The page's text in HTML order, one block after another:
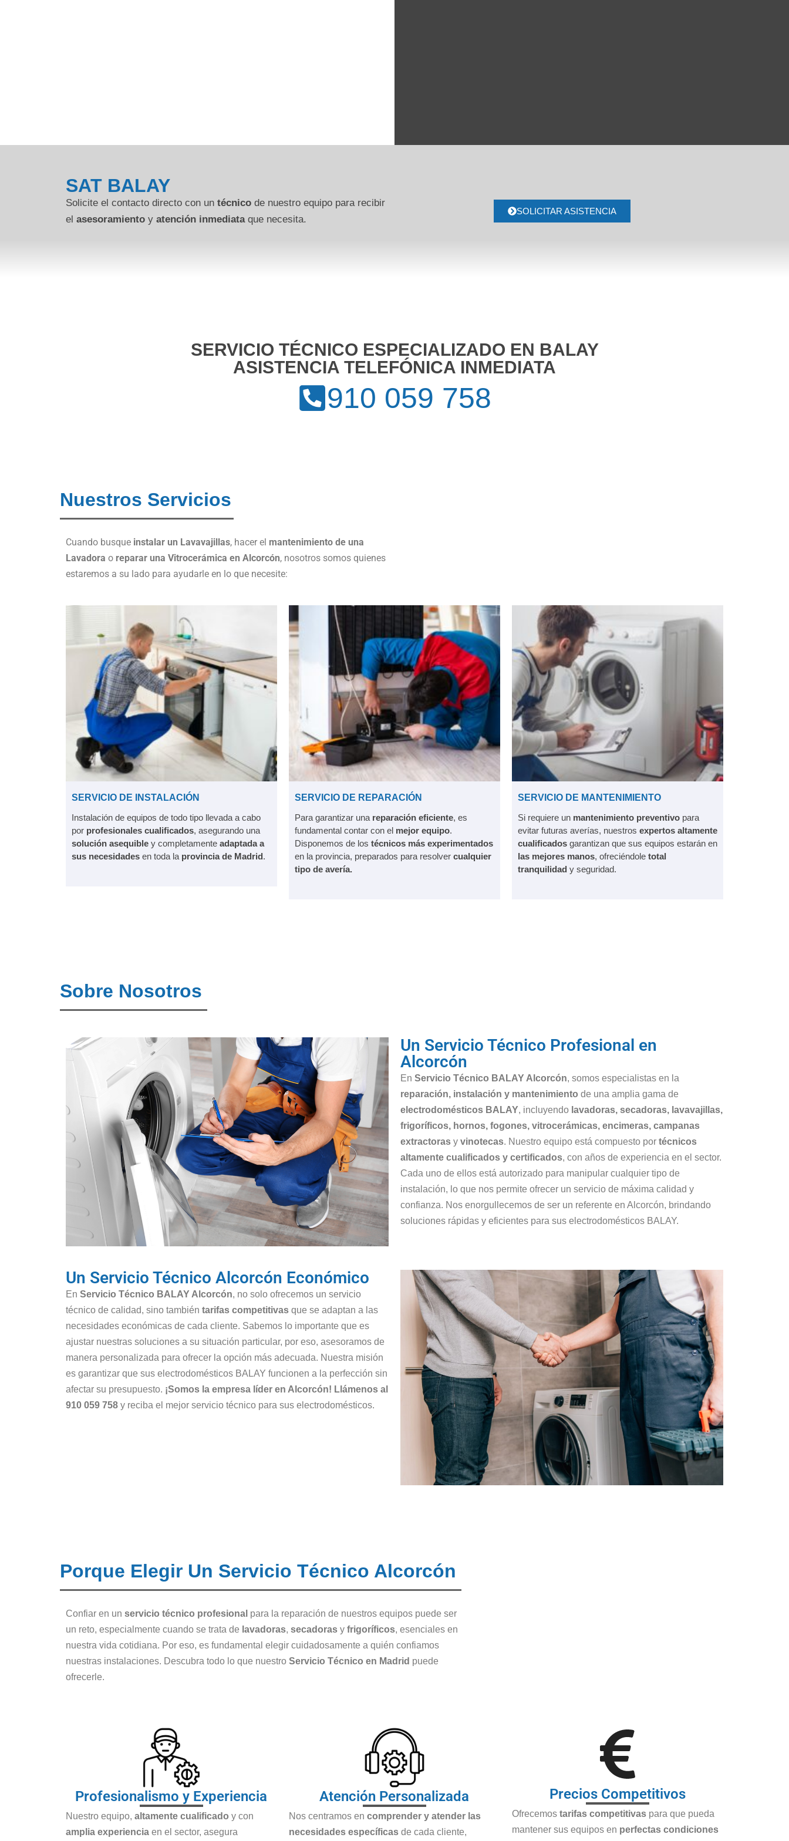
SAT BALAY
Solicite el contacto directo con un técnico de nuestro equipo para recibir
el asesoramiento y atención inmediataque necesita.
SOLICITAR ASISTENCIA
SERVICIO TÉCNICO ESPECIALIZADO EN BALAY
ASISTENCIA TELEFÓNICA INMEDIATA
910 059 758
Nuestros Servicios
Cuando busque instalar un Lavavajillas, hacer el mantenimiento de una
Lavadora o reparar una Vitrocerámica en Alcorcón, nosotros somos quienes
estaremos a su lado para ayudarle en lo que necesite:
SERVICIO DE INSTALACIÓN
Instalación de equipos de todo tipo llevada a cabo
por profesionales cualificados, asegurando una
solución asequible y completamente adaptada a
sus necesidades en toda la provincia de Madrid.
SERVICIO DE REPARACIÓN
Para garantizar una reparación eficiente, es
fundamental contar con el mejor equipo.
Disponemos de los técnicos más experimentados
en la provincia, preparados para resolver cualquier
tipo de avería.
SERVICIO DE MANTENIMIENTO
Si requiere un mantenimiento preventivo para
evitar futuras averías, nuestros expertos altamente
cualificados garantizan que sus equipos estarán en
las mejores manos, ofreciéndole total
tranquilidad y seguridad.
Sobre Nosotros
Un Servicio Técnico Profesional en
Alcorcón
En Servicio Técnico BALAY Alcorcón, somos especialistas en la
reparación, instalación y mantenimiento de una amplia gama de
electrodomésticos BALAY, incluyendo lavadoras, secadoras, lavavajillas,
frigoríficos, hornos, fogones, vitrocerámicas, encimeras, campanas
extractoras y vinotecas. Nuestro equipo está compuesto por técnicos
altamente cualificados y certificados, con años de experiencia en el sector.
Cada uno de ellos está autorizado para manipular cualquier tipo de
instalación, lo que nos permite ofrecer un servicio de máxima calidad y
confianza. Nos enorgullecemos de ser un referente en Alcorcón, brindando
soluciones rápidas y eficientes para sus electrodomésticos BALAY.
Un Servicio Técnico Alcorcón Económico
En Servicio Técnico BALAY Alcorcón, no solo ofrecemos un servicio
técnico de calidad, sino también tarifas competitivas que se adaptan a las
necesidades económicas de cada cliente. Sabemos lo importante que es
ajustar nuestras soluciones a su situación particular, por eso, asesoramos de
manera personalizada para ofrecer la opción más adecuada. Nuestra misión
es garantizar que sus electrodomésticos BALAY funcionen a la perfección sin
afectar su presupuesto. ¡Somos la empresa líder en Alcorcón! Llámenos al
910 059 758 y reciba el mejor servicio técnico para sus electrodomésticos.
Porque Elegir Un Servicio Técnico Alcorcón
Confiar en un servicio técnico profesional para la reparación de nuestros equipos puede ser
un reto, especialmente cuando se trata de lavadoras, secadoras y frigoríficos, esenciales en
nuestra vida cotidiana. Por eso, es fundamental elegir cuidadosamente a quién confiamos
nuestras instalaciones. Descubra todo lo que nuestro Servicio Técnico en Madrid puede
ofrecerle.
Profesionalismo y Experiencia
Nuestro equipo, altamente cualificado y con
amplia experiencia en el sector, asegura
Atención Personalizada
Nos centramos en comprender y atender las
necesidades específicasde cada cliente,
Precios Competitivos
Ofrecemos tarifas competitivaspara que pueda
mantener sus equipos en perfectas condiciones